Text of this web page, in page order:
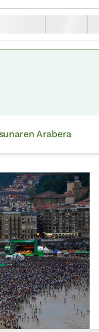
Arabera